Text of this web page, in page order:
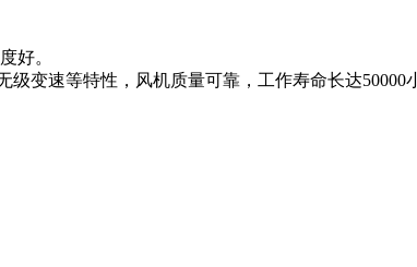
好。
变速等特性，风机质量可靠，工作寿命长达50000